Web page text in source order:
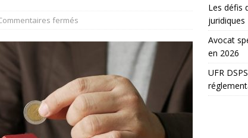
fermés
Les défis
juridiques
Avocat
en 2026
UFR